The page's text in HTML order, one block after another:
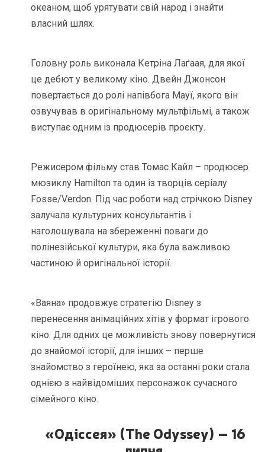
океаном, щоб урятувати свій народ і знайти
власний шлях.
Головну роль виконала Кетріна Лаґаая, для якої
це дебют у великому кіно. Двейн Джонсон
повертається до ролі напівбога Мауї, якого він
озвучував в оригінальному мультфільмі, а також
виступає одним із продюсерів проєкту.
Режисером фільму став Томас Кайл – продюсер
мюзиклу Hamilton та один із творців серіалу
Fosse/Verdon. Під час роботи над стрічкою Disney
залучала культурних консультантів і
наголошувала на збереженні поваги до
полінезійської культури, яка була важливою
частиною й оригінальної історії.
«Ваяна» продовжує стратегію Disney з
перенесення анімаційних хітів у формат ігрового
кіно. Для одних це можливість знову повернутися
до знайомої історії, для інших – перше
знайомство з героїнею, яка за останні роки стала
однією з найвідоміших персонажок сучасного
сімейного кіно.
«Одіссея» (The Odyssey) – 16